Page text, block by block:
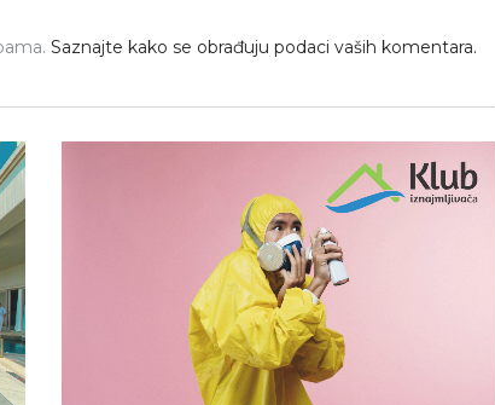
Saznajte kako se obrađuju podaci vaših komentara.